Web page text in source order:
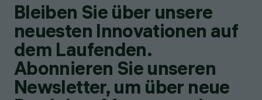
Bleiben Sie über unsere
neuesten Innovationen auf
dem Laufenden.
Abonnieren Sie unseren
Newsletter, um über neue